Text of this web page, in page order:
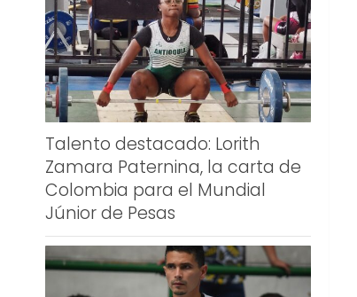
Talento destacado: Lorith
Zamara Paternina, la carta de
Colombia para el Mundial
Júnior de Pesas